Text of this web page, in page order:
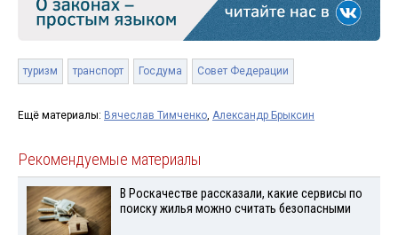
туризм транспорт Госдума Совет Федерации
Ещё материалы: Вячеслав Тимченко Александр Брыксин
Рекомендуемые материалы
В Роскачестве рассказали, какие сервисы по
поиску жилья можно считать безопасными